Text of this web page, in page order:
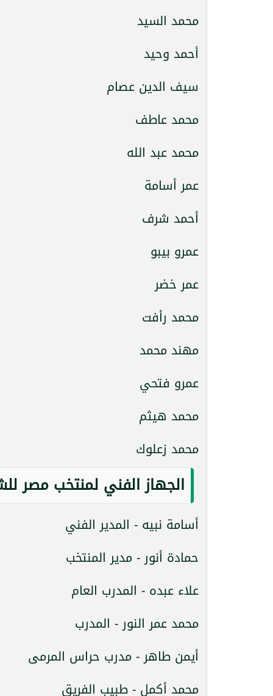
محمد السيد
أحمد وحيد
سيف الدين عصام
محمد عاطف
محمد عبد الله
عمر أسامة
أحمد شرف
عمرو بيبو
عمر خضر
محمد رأفت
مهند محمد
عمرو فتحي
محمد هيثم
محمد زعلوك
الجهاز الفني لمنتخب مصر
أسامة نبيه - المدير الفني
حمادة أنور - مدير المنتخب
علاء عبده - المدرب العام
محمد عمر النور - المدرب
أيمن طاهر - مدرب حراس المرمى
محمد أكمل - طبيب الفريق